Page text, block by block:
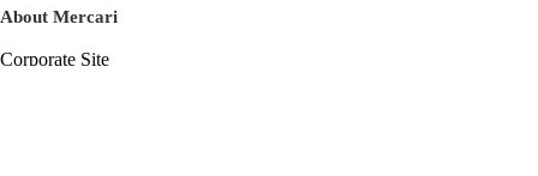
About Mercari
Corporate Site